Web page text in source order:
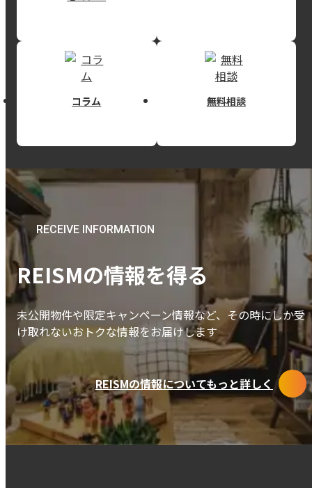
コラム 無料相談
RECEIVE INFORMATION
REISMの情報を得る
未公開物件や限定キャンペーン情報など、その時にしか受
け取れないおトクな情報をお届けします
REISMの情報についてもっと詳しく